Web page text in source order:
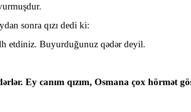
sonra qızı dedi ki:
Buyurduğunuz qədər deyil.
Ey canım qızım, Osmana çox hörmət